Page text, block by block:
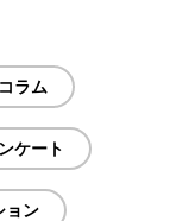
コラム
ケート
ョン